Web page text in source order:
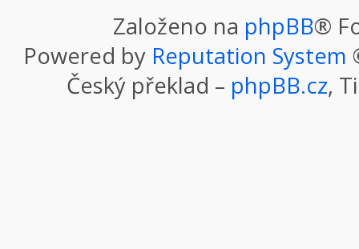
Založeno na phpBB®
Powered by Reputation System
Český překlad – phpBB.cz,